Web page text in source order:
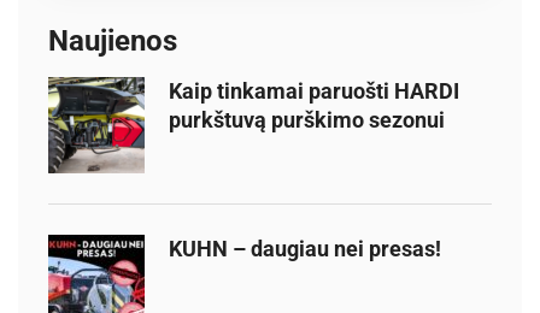
c
f
o
r
:
Naujienos
Kaip tinkamai paruošti HARDI
purkštuvą purškimo sezonui
KUHN – daugiau nei presas!